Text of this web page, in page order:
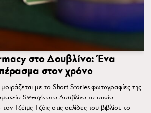
στο Δουβλίνο: Ένα
στον χρόνο
με το Short Stories φωτογραφίες της
Sweny’s στο Δουβλίνο το οποίο
Τζέιμς Τζόις στις σελίδες του βιβλίου το